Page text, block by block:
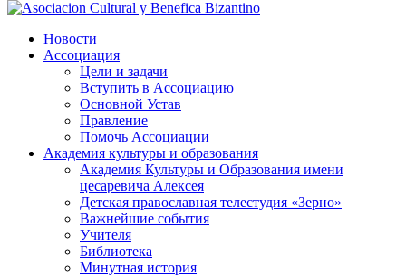
Новости
Ассоциация
Цели и задачи
Вступить в Ассоциацию
Основной Устав
Правление
Помочь Ассоциации
Академия культуры и образования
Академия Культуры и Образования имени
цесаревича Алексея
Детская православная телестудия «Зерно»
Важнейшие события
Учителя
Библиотека
Минутная история